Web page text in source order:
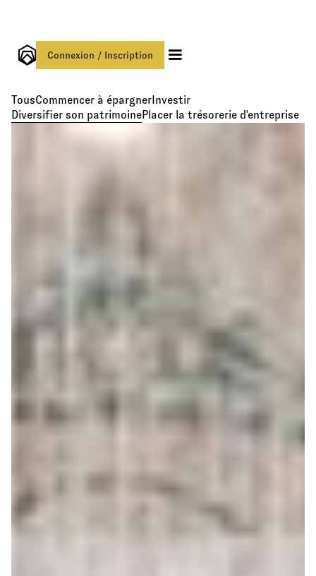
Connexion / Inscription
TousCommencer à épargner Investir
Diversifier son patrimoinePlacer la trésorerie d'entreprise